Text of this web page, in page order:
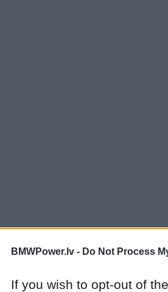
BMWPower.lv - Do Not Process
If you wish to opt-out of